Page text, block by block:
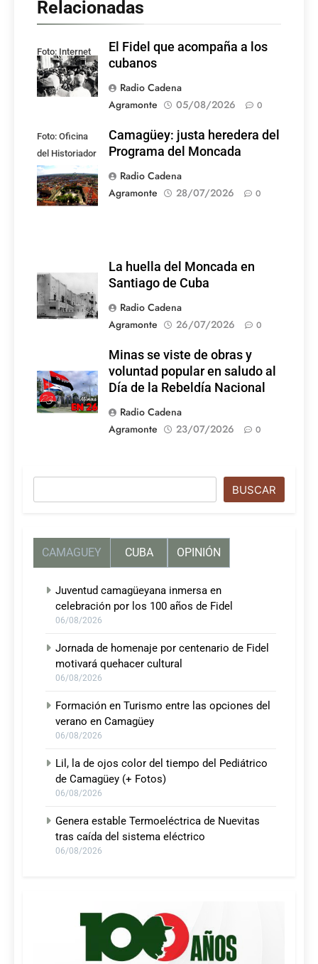
Relacionadas
Foto: Internet
El Fidel que acompaña a los
cubanos
Radio Cadena
Agramonte
05/08/2026 0
Foto: Oficina
del Historiador
de la Ciudad de
Camagüey
Camagüey: justa heredera del
Programa del Moncada
Radio Cadena
Agramonte
28/07/2026 0
La huella del Moncada en
Santiago de Cuba
Radio Cadena
Agramonte
26/07/2026 0
Minas se viste de obras y
voluntad popular en saludo al
Día de la Rebeldía Nacional
Radio Cadena
Agramonte
23/07/2026 0
BUSCAR
CAMAGUEY CUBA OPINIÓN
Juventud camagüeyana inmersa en
celebración por los 100 años de Fidel
06/08/2026
Jornada de homenaje por centenario de Fidel
motivará quehacer cultural
06/08/2026
Formación en Turismo entre las opciones del
verano en Camagüey
06/08/2026
Lil, la de ojos color del tiempo del Pediátrico
de Camagüey (+ Fotos)
06/08/2026
Genera estable Termoeléctrica de Nuevitas
tras caída del sistema eléctrico
06/08/2026